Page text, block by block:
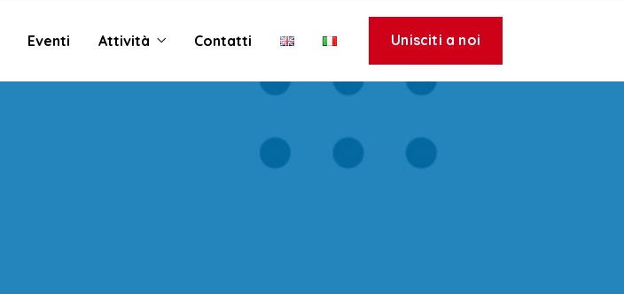
Eventi Attività Contatti Unisciti a noi